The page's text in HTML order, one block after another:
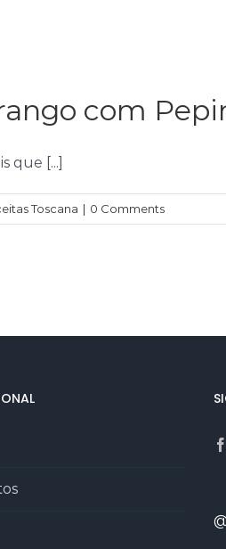
com
que [...]
Toscana | 0 Comments